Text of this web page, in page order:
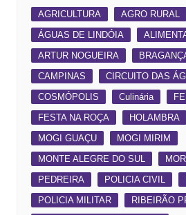
AGRICULTURA
AGRO RURAL
ÁGUAS DE LINDÓIA
ARTUR NOGUEIRA
CAMPINAS
CIRCUITO DAS
COSMÓPOLIS
Culinária
FESTA NA ROÇA
HOLAMBRA
MOGI GUAÇU
MOGI MIRIM
MONTE ALEGRE DO SUL
PEDREIRA
POLICIA CIVIL
POLICIA MILITAR
RIBEIRÃO